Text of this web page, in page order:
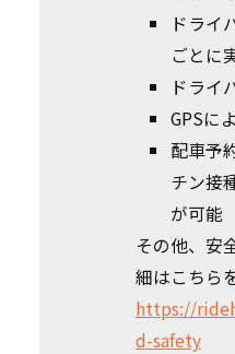
ドライ
ごとに
ドライ
GPSに
配車予
チン接
が可能
その他、安
細はこちら
https://
d-safety